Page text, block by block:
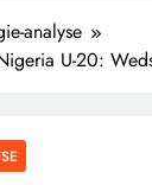
analyse
U-20: